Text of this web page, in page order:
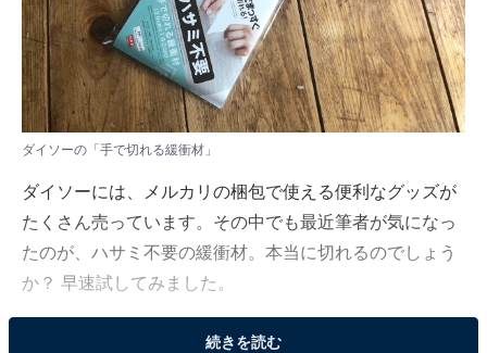
ダイソーの「手で切れる緩衝材」
ダイソーには、メルカリの梱包で使える便利なグッズが
たくさん売っています。その中でも最近筆者が気になっ
たのが、ハサミ不要の緩衝材。本当に切れるのでしょう
か？ 早速試してみました。
続きを読む